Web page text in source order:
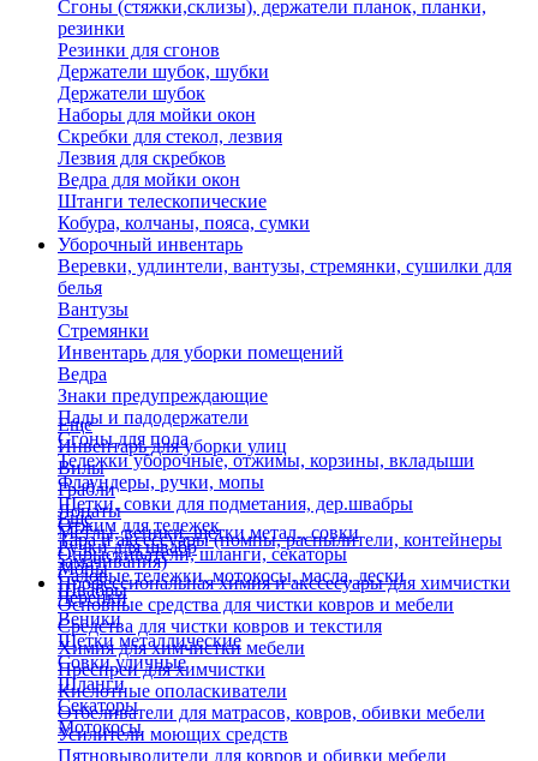
Сгоны (стяжки,склизы), держатели планок, планки,
резинки
Резинки для сгонов
Держатели шубок, шубки
Держатели шубок
Наборы для мойки окон
Скребки для стекол, лезвия
Лезвия для скребков
Ведра для мойки окон
Штанги телескопические
Кобура, колчаны, пояса, сумки
Уборочный инвентарь
Веревки, удлинтели, вантузы, стремянки, сушилки для
белья
Вантузы
Стремянки
Инвентарь для уборки помещений
Ведра
Знаки предупреждающие
Пады и падодержатели
Сгоны для пола
Тележки уборочные, отжимы, корзины, вкладыши
Флаундеры, ручки, мопы
Щетки, совки для подметания, дер.швабры
Отжим для тележек
Ручки для швабр
Мопы
Швабры
Еще
Инвентарь для уборки улиц
Вилы
Грабли
Лопаты
Метлы, веники, щетки метал., совки
Опрыскиватели, шланги, секаторы
Садовые тележки, мотокосы, масла, лески
Черенки
Веники
Щетки металлические
Совки уличные
Шланги
Секаторы
Мотокосы
Еще
Тара и аксессуары (помпы, распылители, контейнеры
замачивания)
Профессиональная химия и акссесуары для химчистки
Основные средства для чистки ковров и мебели
Средства для чистки ковров и текстиля
Химия для химчистки мебели
Преспреи для химчистки
Кислотные ополаскиватели
Отбеливатели для матрасов, ковров, обивки мебели
Усилители моющих средств
Пятновыводители для ковров и обивки мебели